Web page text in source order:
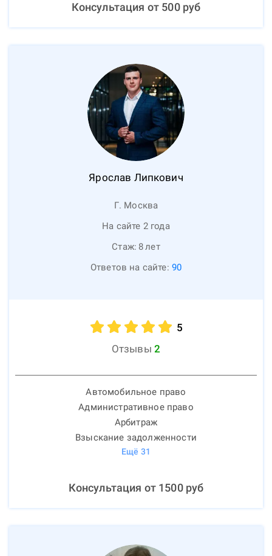
Консультация от 500руб
Ярослав Липкович
Г. Москва
На сайте 2 года
Стаж: 8лет
Ответов на сайте: 90
5
Отзывы 2
Автомобильное право
Административное право
Арбитраж
Взыскание задолженности
Ещё 31
Консультация от 1500руб